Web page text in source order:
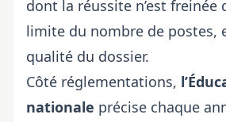
dont la réussite n’est freinée
limite du nombre de postes,
qualité du dossier.
Côté réglementations,
nationale précise chaque